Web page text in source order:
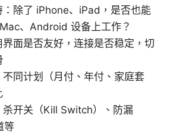
：除了 iPhone、iPad，是否也能
、Android 设备上工作？
面是否友好，连接是否稳定，切
同计划（月付、年付、家庭套
杀开关（Kill Switch）、防漏
等